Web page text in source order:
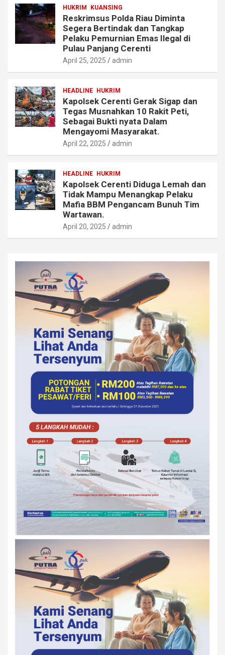
HUKRIM KUANSING
Reskrimsus Polda Riau Diminta
Segera Bertindak dan Tangkap
Pelaku Pemurnian Emas Ilegal di
Pulau Panjang Cerenti
April 25, 2025 admin
HEADLINE HUKRIM
Kapolsek Cerenti Gerak Sigap dan
Tegas Musnahkan 10 Rakit Peti,
Sebagai Bukti nyata Dalam
Mengayomi Masyarakat.
April 22, 2025 admin
HEADLINE HUKRIM
Kapolsek Cerenti Diduga Lemah dan
Tidak Mampu Menangkap Pelaku
Mafia BBM Pengancam Bunuh Tim
Wartawan.
April 20, 2025 admin